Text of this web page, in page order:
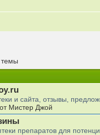
темы
и сайта, отзывы,
Мистер Джой
препаратов для